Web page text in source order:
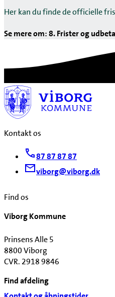
Her kan du finde de officielle
Se mere om: 8. Frister og
Kontakt os
87 87 87 87
viborg@viborg.dk
Find os
Viborg Kommune
Prinsens Alle 5
8800 Viborg
CVR. 2918 9846
Find afdeling